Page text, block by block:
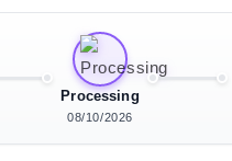
Processing
08/10/2026